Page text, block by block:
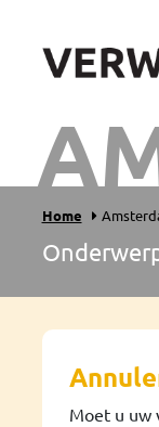
Home
Moet u uw